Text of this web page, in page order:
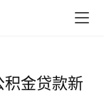
金贷款新